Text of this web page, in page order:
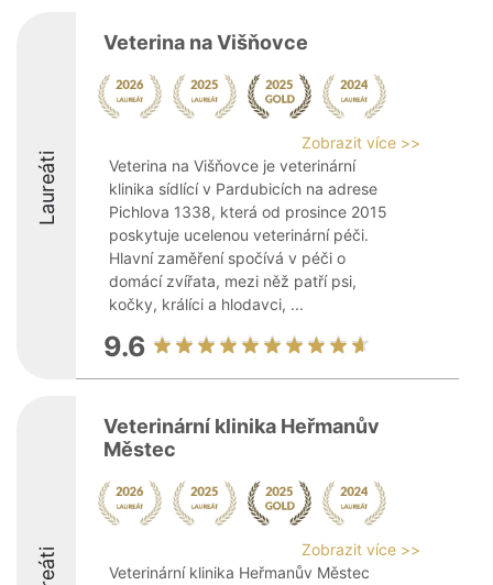
Laureáti
Veterina na Višňovce
Zobrazit více >>
Veterina na Višňovce je veterinární
klinika sídlící v Pardubicích na adrese
Pichlova 1338, která od prosince 2015
poskytuje ucelenou veterinární péči.
Hlavní zaměření spočívá v péči o
domácí zvířata, mezi něž patří psi,
kočky, králíci a hlodavci, ...
9.6
Veterinární klinika Heřmanův
Městec
Zobrazit více >>
Veterinární klinika Heřmanův Městec